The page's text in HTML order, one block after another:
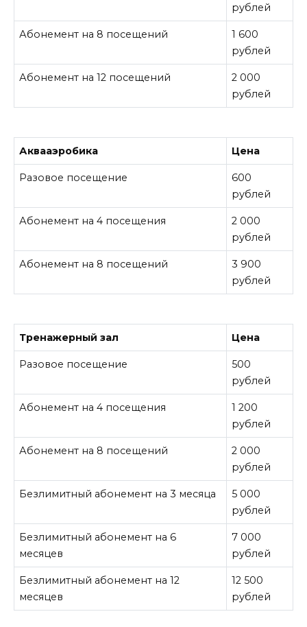
рублей
Абонемент на 8 посещений
1 600
рублей
Абонемент на 12 посещений
2 000
рублей
Аквааэробика Цена
Разовое посещение
600
рублей
Абонемент на 4 посещения
2 000
рублей
Абонемент на 8 посещений
3 900
рублей
Тренажерный зал Цена
Разовое посещение
500
рублей
Абонемент на 4 посещения
1 200
рублей
Абонемент на 8 посещений
2 000
рублей
Безлимитный абонемент на 3 месяца
5 000
рублей
Безлимитный абонемент на 6
месяцев
7 000
рублей
Безлимитный абонемент на 12
месяцев
12 500
рублей